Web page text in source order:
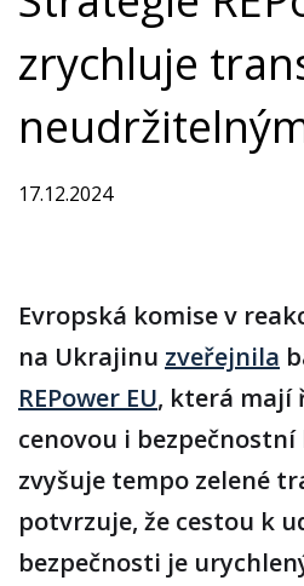
zrychluje
17.12.2024
Evropská komise v
na Ukrajinu zveřejnila
REPower EU, která mají
cenovou i
zvyšuje tempo zelené
potvrzuje, že cestou k
bezpečnosti je